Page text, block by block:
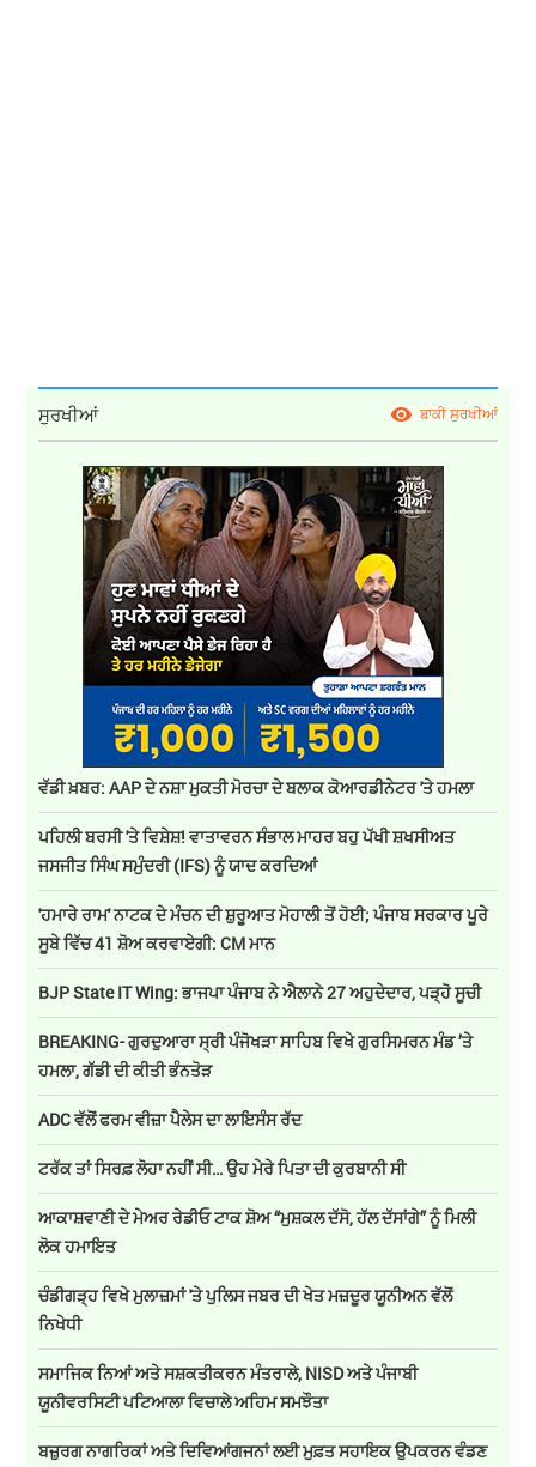
ਸੁਰਖੀਆਂ ਬਾਕੀ ਸੁਰਖੀਆਂ
ਵੱਡੀ ਖ਼ਬਰ: AAP ਦੇ ਨਸ਼ਾ ਮੁਕਤੀ ਮੋਰਚਾ ਦੇ ਬਲਾਕ ਕੋਆਰਡੀਨੇਟਰ 'ਤੇ ਹਮਲਾ
ਪਹਿਲੀ ਬਰਸੀ 'ਤੇ ਵਿਸ਼ੇਸ਼! ਵਾਤਾਵਰਨ ਸੰਭਾਲ ਮਾਹਰ ਬਹੁ ਪੱਖੀ ਸ਼ਖਸੀਅਤ
ਜਸਜੀਤ ਸਿੰਘ ਸਮੁੰਦਰੀ (IFS) ਨੂੰ ਯਾਦ ਕਰਦਿਆਂ
'ਹਮਾਰੇ ਰਾਮ' ਨਾਟਕ ਦੇ ਮੰਚਨ ਦੀ ਸ਼ੁਰੂਆਤ ਮੋਹਾਲੀ ਤੋਂ ਹੋਈ; ਪੰਜਾਬ ਸਰਕਾਰ ਪੂਰੇ
ਸੂਬੇ ਵਿੱਚ 41 ਸ਼ੋਅ ਕਰਵਾਏਗੀ: CM ਮਾਨ
BJP State IT Wing: ਭਾਜਪਾ ਪੰਜਾਬ ਨੇ ਐਲਾਨੇ 27 ਅਹੁਦੇਦਾਰ, ਪੜ੍ਹੋ ਸੂਚੀ
BREAKING- ਗੁਰਦੁਆਰਾ ਸ੍ਰੀ ਪੰਜੋਖੜਾ ਸਾਹਿਬ ਵਿਖੇ ਗੁਰਸਿਮਰਨ ਮੰਡ ’ਤੇ
ਹਮਲਾ, ਗੱਡੀ ਦੀ ਕੀਤੀ ਭੰਨਤੋੜ
ADC ਵੱਲੋਂ ਫਰਮ ਵੀਜ਼ਾ ਪੈਲੇਸ ਦਾ ਲਾਇਸੰਸ ਰੱਦ
ਟਰੱਕ ਤਾਂ ਸਿਰਫ਼ ਲੋਹਾ ਨਹੀਂ ਸੀ… ਉਹ ਮੇਰੇ ਪਿਤਾ ਦੀ ਕੁਰਬਾਨੀ ਸੀ
ਆਕਾਸ਼ਵਾਣੀ ਦੇ ਮੇਅਰ ਰੇਡੀਓ ਟਾਕ ਸ਼ੋਅ “ਮੁਸ਼ਕਲ ਦੱਸੋ, ਹੱਲ ਦੱਸਾਂਗੇ” ਨੂੰ ਮਿਲੀ
ਲੋਕ ਹਮਾਇਤ
ਚੰਡੀਗੜ੍ਹ ਵਿਖੇ ਮੁਲਾਜ਼ਮਾਂ 'ਤੇ ਪੁਲਿਸ ਜਬਰ ਦੀ ਖੇਤ ਮਜ਼ਦੂਰ ਯੂਨੀਅਨ ਵੱਲੋਂ
ਨਿਖੇਧੀ
ਸਮਾਜਿਕ ਨਿਆਂ ਅਤੇ ਸਸ਼ਕਤੀਕਰਨ ਮੰਤਰਾਲੇ, NISD ਅਤੇ ਪੰਜਾਬੀ
ਯੂਨੀਵਰਸਿਟੀ ਪਟਿਆਲਾ ਵਿਚਾਲੇ ਅਹਿਮ ਸਮਝੌਤਾ
ਬਜ਼ੁਰਗ ਨਾਗਰਿਕਾਂ ਅਤੇ ਦਿਵਿਆਂਗਜਨਾਂ ਲਈ ਮੁਫ਼ਤ ਸਹਾਇਕ ਉਪਕਰਨ ਵੰਡਣ